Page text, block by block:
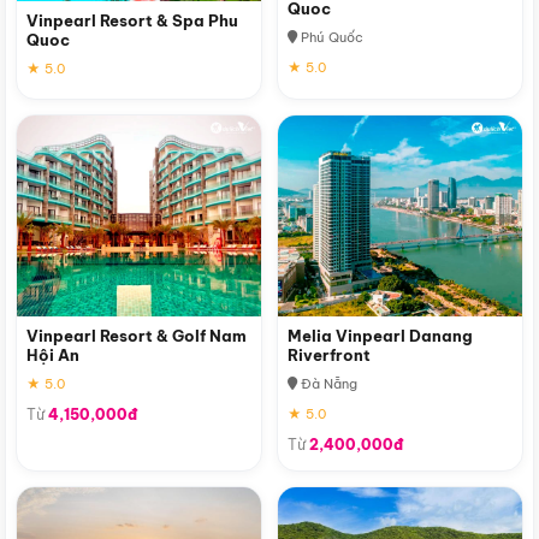
Vinpearl Resort & Spa Phu
Quoc
★ 5.0
Quoc
Phú Quốc
★ 5.0
Vinpearl Resort & Golf Nam
Hội An
★ 5.0
Từ4,150,000đ
Melia Vinpearl Danang
Riverfront
Đà Nẵng
★ 5.0
Từ2,400,000đ